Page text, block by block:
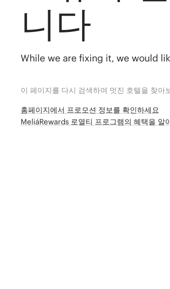
니다
While we are fixing it, we would
이 페이지를 다시 검색하여 멋진 호텔을 찾아
홈페이지에서 프로모션 정보를 확인하세요
MeliáRewards 로열티 프로그램의 혜택을 알